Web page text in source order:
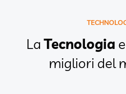
LaTecnologia
migliori del